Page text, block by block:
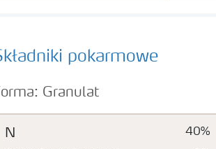
pokarmowe
N 40%
Granulat